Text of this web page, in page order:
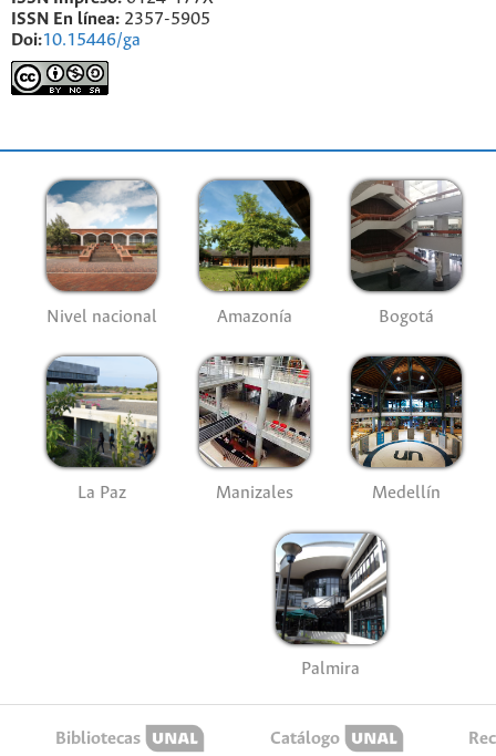
ISSN En línea: 2357-5905
Doi:10.15446/ga
Nivel nacional Amazonía Bogotá
La Paz Manizales Medellín
Palmira
Bibliotecas Catálogo